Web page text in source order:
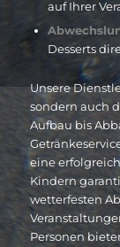
auf Ihrer
Desserts
Unsere
sondern auch
Aufbau bis
eine
Kindern
wetterfesten
Personen